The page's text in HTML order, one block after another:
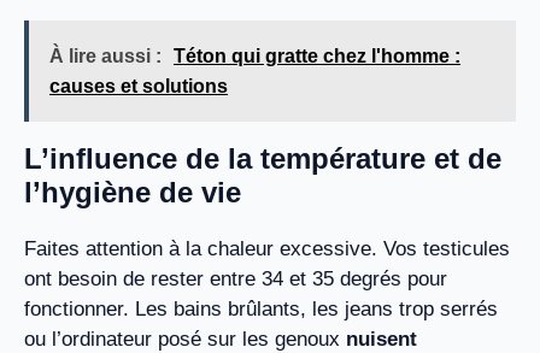
À lire aussi :
Téton qui gratte chez l'homme :
causes et solutions
L’influence de la température et de
l’hygiène de vie
Faites attention à la chaleur excessive. Vos testicules
ont besoin de rester entre 34 et 35 degrés pour
fonctionner. Les bains brûlants, les jeans trop serrés
ou l’ordinateur posé sur les genoux nuisent